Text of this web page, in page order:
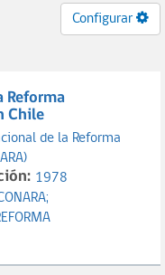
Configurar
Reforma
Chile
de la Reforma
1978